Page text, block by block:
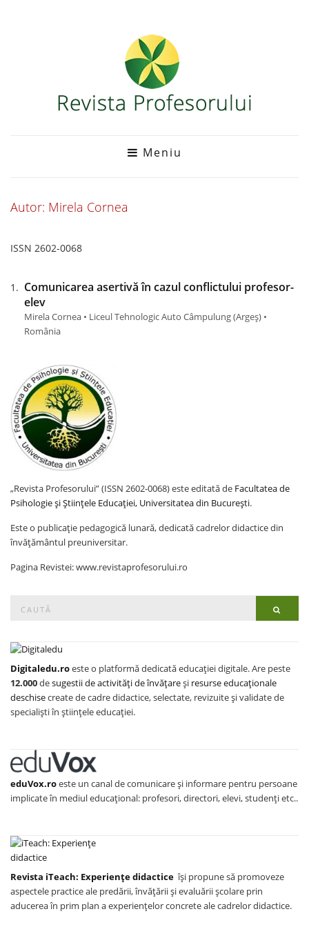
Meniu
Autor: Mirela Cornea
ISSN 2602-0068
Comunicarea asertivă în cazul conflictului profesor-
elev
Mirela Cornea • Liceul Tehnologic Auto Câmpulung (Argeş) •
România
„Revista Profesorului” (ISSN 2602-0068) este editată de Facultatea de
Psihologie și Științele Educației, Universitatea din București.
Este o publicație pedagogică lunară, dedicată cadrelor didactice din
învățământul preuniversitar.
Pagina Revistei: www.revistaprofesorului.ro
for:
Digitaledu.roeste o platformă dedicată educației digitale. Are peste
12.000desugestii de activități de învățareși resurse educaționale
deschisecreate de cadre didactice, selectate, revizuite și validate de
specialiști în științele educației.
eduVox.roeste un canal de comunicare și informare pentru persoane
implicate în mediul educațional: profesori, directori, elevi, studenți etc..
Revista iTeach: Experienţe didactice îşi propune să promoveze
aspectele practice ale predării, învăţării şi evaluării şcolare prin
aducerea în prim plan a experienţelor concrete ale cadrelor didactice.